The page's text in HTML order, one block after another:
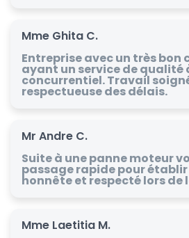
Mme Ghita C.
Entreprise avec un très bon
ayant un service de qualité
concurrentiel. Travail
respectueuse des délais.
Mr Andre C.
Suite à une panne moteur
passage rapide pour établir
honnête et respecté lors
Mme Laetitia M.